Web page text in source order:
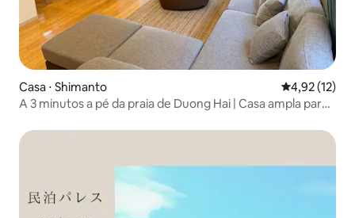
Casa ⋅ Shimanto 4,92 de uma
4,92 (12)
A 3 minutos a pé da praia de Duong Hai | Casa ampla para
pessoas / Churrasqueira disponível